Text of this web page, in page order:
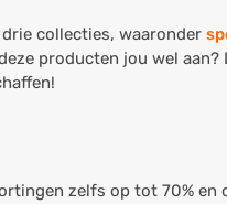
collecties, waaronder
producten jou wel aan?
zelfs op tot 70% en